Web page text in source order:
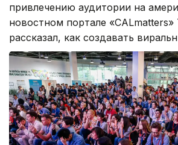
привлечению аудитории на
новостном портале
рассказал, как создавать